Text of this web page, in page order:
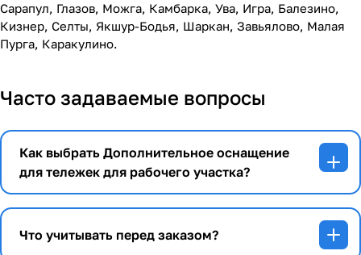
Сарапул, Глазов, Можга, Камбарка, Ува, Игра, Балезино,
Кизнер, Селты, Якшур-Бодья, Шаркан, Завьялово, Малая
Пурга, Каракулино.
Часто задаваемые вопросы
Как выбрать Дополнительное оснащение
для тележек для рабочего участка?
Что учитывать перед заказом?